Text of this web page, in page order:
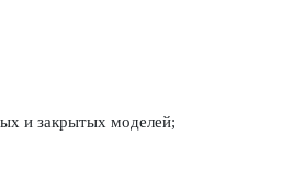
и закрытых моделей;